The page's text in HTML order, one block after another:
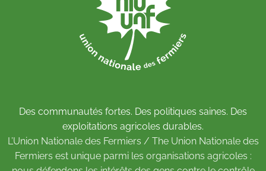
Des communautés fortes. Des politiques saines. Des
exploitations agricoles durables.
L’Union Nationale des Fermiers / The Union Nationale des
Fermiers est unique parmi les organisations agricoles :